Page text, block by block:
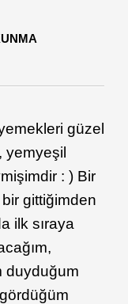
güzel
yemyeşil
: ) Bir
gittiğimden
ilk sıraya
duyduğum